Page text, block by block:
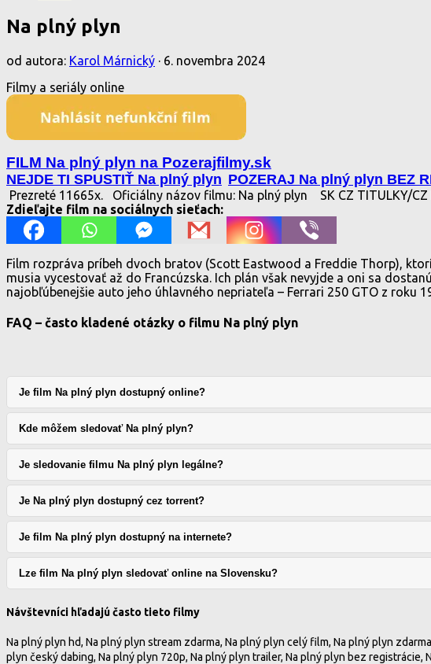
Na plný plyn
od autora: Karol Márnický · 6. novembra 2024
Filmy a seriály online
FILM Na plný plyn na Pozerajfilmy.sk
NEJDE TI SPUSTIŤ Na plný plyn POZERAJ Na plný plyn BEZ
Prezreté 11665x. Oficiálny názov filmu: Na plný plyn
SK CZ TITULKY/
Zdieľajte film na sociálnych sieťach:
Film rozpráva príbeh dvoch bratov (Scott Eastwood a Freddie Thorp),
musia vycestovať až do Francúzska. Ich plán však nevyjde a oni sa
najobľúbenejšie auto jeho úhlavného nepriateľa – Ferrari 250 GTO z roku
FAQ – často kladené otázky o filmu Na plný plyn
Je film Na plný plyn dostupný online?
Kde môžem sledovať Na plný plyn?
Je sledovanie filmu Na plný plyn legálne?
Je Na plný plyn dostupný cez torrent?
Je film Na plný plyn dostupný na internete?
Lze film Na plný plyn sledovať online na Slovensku?
Návštevníci hľadajú často tieto filmy
Na plný plyn hd, Na plný plyn stream zdarma, Na plný plyn celý film, Na plný plyn
plyn český dabing, Na plný plyn 720p, Na plný plyn trailer, Na plný plyn bez